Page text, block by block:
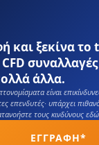
και ξεκίνα
συναλλαγές
άλλα.
είναι
επενδυτές· υπάρχει
τους κινδύνους
ΕΓΓΡΑΦΗ*